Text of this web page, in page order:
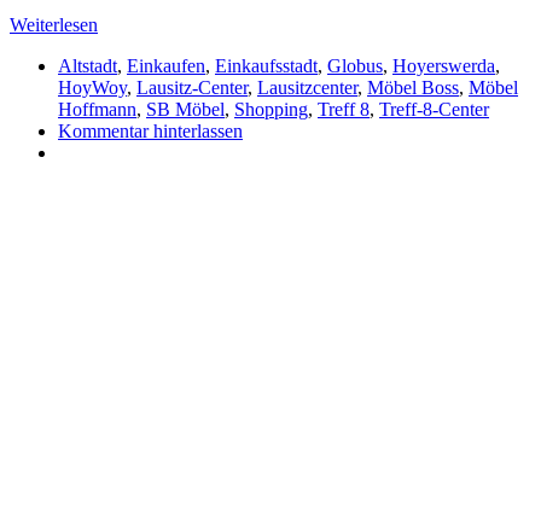
Weiterlesen
Altstadt, Einkaufen, Einkaufsstadt, Globus, Hoyerswerda,
HoyWoy, Lausitz-Center, Lausitzcenter, Möbel Boss, Möbel
Hoffmann, SB Möbel, Shopping, Treff 8, Treff-8-Center
Kommentar hinterlassen